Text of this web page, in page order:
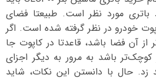
باتری مورد نظر است. طبیعتا فضای
خودرو در نظر گرفته شده است. اگر
از آن فضا باشد، قاعدتا در کاپوت جا
باشد به مرور به دیگر اجزای
حال با دانستن این نکات، شاید